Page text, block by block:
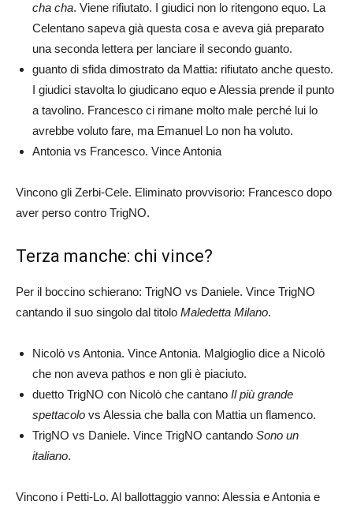
cha cha. Viene rifiutato. I giudici non lo ritengono equo. La
Celentano sapeva già questa cosa e aveva già preparato
una seconda lettera per lanciare il secondo guanto.
guanto di sfida dimostrato da Mattia: rifiutato anche questo.
I giudici stavolta lo giudicano equo e Alessia prende il punto
a tavolino. Francesco ci rimane molto male perché lui lo
avrebbe voluto fare, ma Emanuel Lo non ha voluto.
Antonia vs Francesco. Vince Antonia
Vincono gli Zerbi-Cele. Eliminato provvisorio: Francesco dopo
aver perso contro TrigNO.
Terza manche: chi vince?
Per il boccino schierano: TrigNO vs Daniele. Vince TrigNO
cantando il suo singolo dal titolo Maledetta Milano.
Nicolò vs Antonia. Vince Antonia. Malgioglio dice a Nicolò
che non aveva pathos e non gli è piaciuto.
duetto TrigNO con Nicolò che cantano Il più grande
spettacolo vs Alessia che balla con Mattia un flamenco.
TrigNO vs Daniele. Vince TrigNO cantando Sono un
italiano.
Vincono i Petti-Lo. Al ballottaggio vanno: Alessia e Antonia e